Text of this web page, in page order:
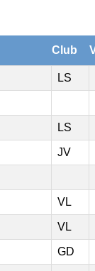
Club
LS
LS
JV
VL
VL
GD